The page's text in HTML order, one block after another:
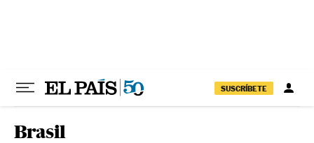
SUSCRÍBETE
Brasil